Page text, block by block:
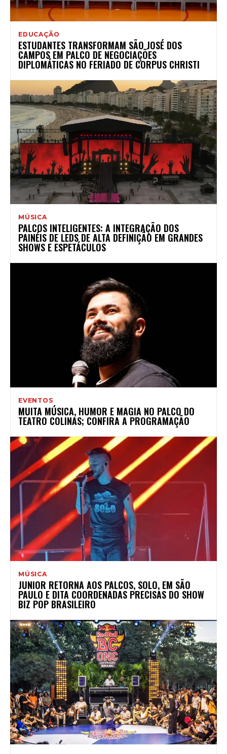
EDUCAÇÃO
ESTUDANTES TRANSFORMAM SÃO JOSÉ DOS
CAMPOS EM PALCO DE NEGOCIAÇÕES
DIPLOMÁTICAS NO FERIADO DE CORPUS CHRISTI
MÚSICA
PALCOS INTELIGENTES: A INTEGRAÇÃO DOS
PAINÉIS DE LEDS DE ALTA DEFINIÇÃO EM GRANDES
SHOWS E ESPETÁCULOS
EVENTOS
MUITA MÚSICA, HUMOR E MAGIA NO PALCO DO
TEATRO COLINAS; CONFIRA A PROGRAMAÇÃO
MÚSICA
JUNIOR RETORNA AOS PALCOS, SOLO, EM SÃO
PAULO E DITA COORDENADAS PRECISAS DO SHOW
BIZ POP BRASILEIRO